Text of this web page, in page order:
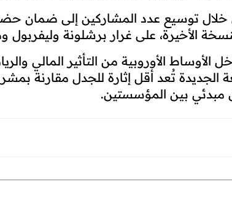
توسيع عدد المشاركين إلى ضمان حضور
الأخيرة، على غرار برشلونة وليفربول
الأوساط الأوروبية من التأثير المالي
الجديدة تُعد أقل إثارة للجدل مقارنة
مبدئي بين المؤسستين.